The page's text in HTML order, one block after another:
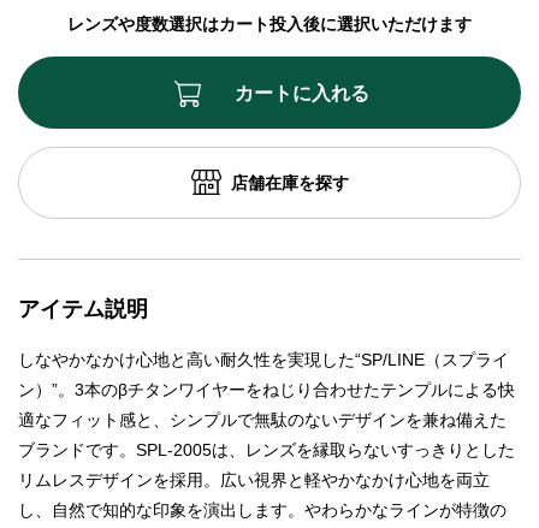
レンズや度数選択はカート投入後に選択いただけます
カートに入れる
店舗在庫を探す
アイテム説明
しなやかなかけ心地と高い耐久性を実現した“SP/LINE（スプライ
ン）”。3本のβチタンワイヤーをねじり合わせたテンプルによる快
適なフィット感と、シンプルで無駄のないデザインを兼ね備えた
ブランドです。SPL-2005は、レンズを縁取らないすっきりとした
リムレスデザインを採用。広い視界と軽やかなかけ心地を両立
し、自然で知的な印象を演出します。やわらかなラインが特徴の